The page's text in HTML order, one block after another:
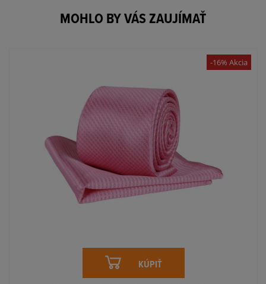
MOHLO BY VÁS ZAUJÍMAŤ
KÚPIŤ
-16% Akcia